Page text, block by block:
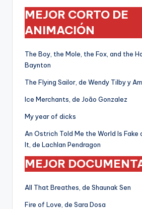
MEJOR CORTO DE
ANIMACIÓN
The Boy, the Mole, the Fox, and the
Baynton
The Flying Sailor, de Wendy Tilby y
Ice Merchants, de João Gonzalez
My year of dicks
An Ostrich Told Me the World Is Fake
It, de Lachlan Pendragon
MEJOR
All That Breathes, de Shaunak Sen
Fire of Love, de Sara Dosa